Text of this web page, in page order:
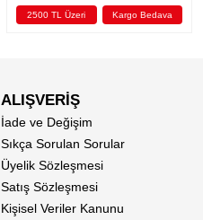
2500 TL Üzeri Kargo Bedava
ALIŞVERİŞ
İade ve Değişim
Sıkça Sorulan Sorular
Üyelik Sözleşmesi
Satış Sözleşmesi
Kişisel Veriler Kanunu